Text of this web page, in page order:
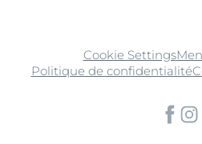
Cookie Settings
Politique de confidentialité